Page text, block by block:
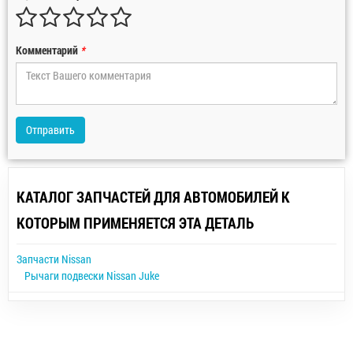
Комментарий *
Отправить
КАТАЛОГ ЗАПЧАСТЕЙ ДЛЯ АВТОМОБИЛЕЙ К
КОТОРЫМ ПРИМЕНЯЕТСЯ ЭТА ДЕТАЛЬ
Запчасти Nissan
Рычаги подвески Nissan Juke